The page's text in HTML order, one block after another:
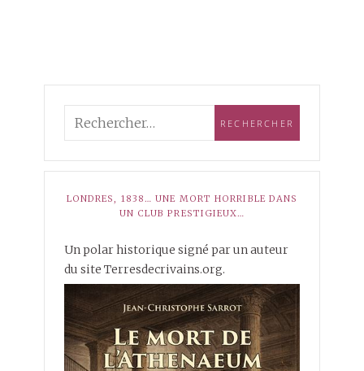
LONDRES, 1838… UNE MORT HORRIBLE DANS
UN CLUB PRESTIGIEUX…
Un polar historique signé par un auteur
du site Terresdecrivains.org.